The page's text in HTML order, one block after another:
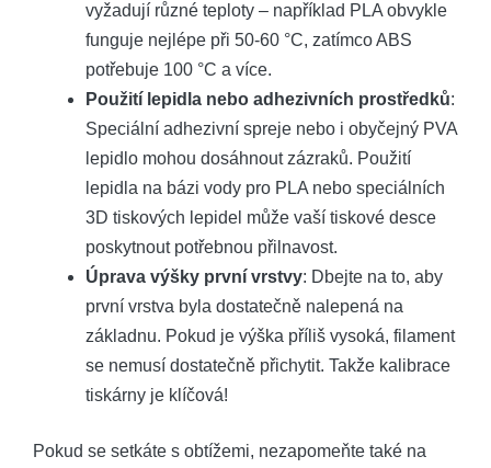
vyžadují různé teploty – například PLA obvykle
funguje nejlépe při 50-60 °C, zatímco ABS
potřebuje 100 °C a více.
Použití lepidla nebo adhezivních prostředků:
Speciální adhezivní spreje nebo i obyčejný PVA
lepidlo mohou dosáhnout zázraků. Použití
lepidla na bázi vody pro PLA nebo speciálních
3D tiskových lepidel může vaší tiskové desce
poskytnout potřebnou přilnavost.
Úprava výšky první vrstvy: Dbejte na to, aby
první vrstva byla dostatečně nalepená na
základnu. Pokud je výška příliš vysoká, filament
se nemusí dostatečně přichytit. Takže kalibrace
tiskárny je klíčová!
Pokud se setkáte s obtížemi, nezapomeňte také na